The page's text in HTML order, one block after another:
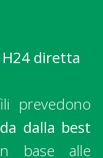
diretta
prevedono
dalla best
base alle